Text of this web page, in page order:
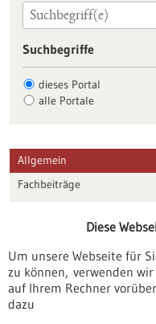
Suchbegriffe
dieses Portal
alle Portale
Allgemein
Fachbeiträge
Veranstaltungen
Erscheinungsdatum
Diese
Um unsere Webseite für
zu können, verwenden
auf Ihrem Rechner
dazu